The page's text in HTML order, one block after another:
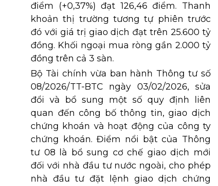
điểm (+0,37%) đạt 126,46 điểm. Thanh
khoản thị trường tương tự phiên trước
đó với giá trị giao dịch đạt trên 25.600 tỷ
đồng. Khối ngoại mua ròng gần 2.000 tỷ
đồng trên cả 3 sàn.
Bộ Tài chính vừa ban hành Thông tư số
08/2026/TT-BTC ngày 03/02/2026, sửa
đổi và bổ sung một số quy định liên
quan đến công bố thông tin, giao dịch
chứng khoán và hoạt động của công ty
chứng khoán. Điểm nổi bật của Thông
tư 08 là bổ sung cơ chế giao dịch mới
đối với nhà đầu tư nước ngoài, cho phép
nhà đầu tư đặt lệnh giao dịch chứng